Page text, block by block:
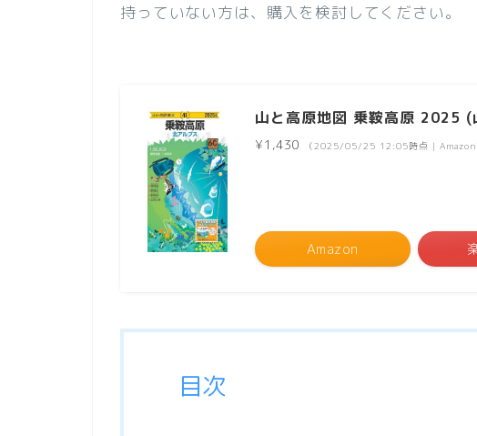
持っていない方は、購入を検討してください。
山と高原地図 乗鞍高原 2025 (
¥1,430 （2025/05/25 12:05時点 | Amazon
Amazon
目次